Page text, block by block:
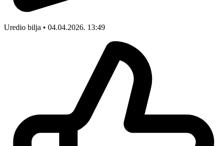
Uredio bilja • 04.04.2026. 13:49